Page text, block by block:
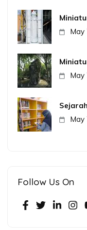
May
May
May
Follow Us On